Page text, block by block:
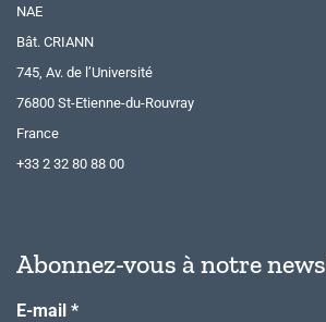
NAE
Bât. CRIANN
745, Av. de l’Université
76800 St-Etienne-du-Rouvray
France
+33 2 32 80 88 00
Abonnez-vous à notre
E-mail *